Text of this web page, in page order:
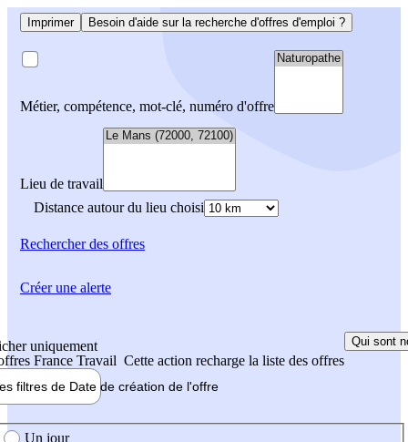
Imprimer Besoin d'aide sur la recherche d'offres d'emploi ?
Métier, compétence, mot-clé, numéro d'offre
Lieu de travail
Distance autour du lieu choisi
Rechercherdes offres
uniquement
France Travail Cette action recharge la liste des offres
Qui sont
filtres de Date de création de l'offre
création de l'offre
Un jour
Créer une alerte